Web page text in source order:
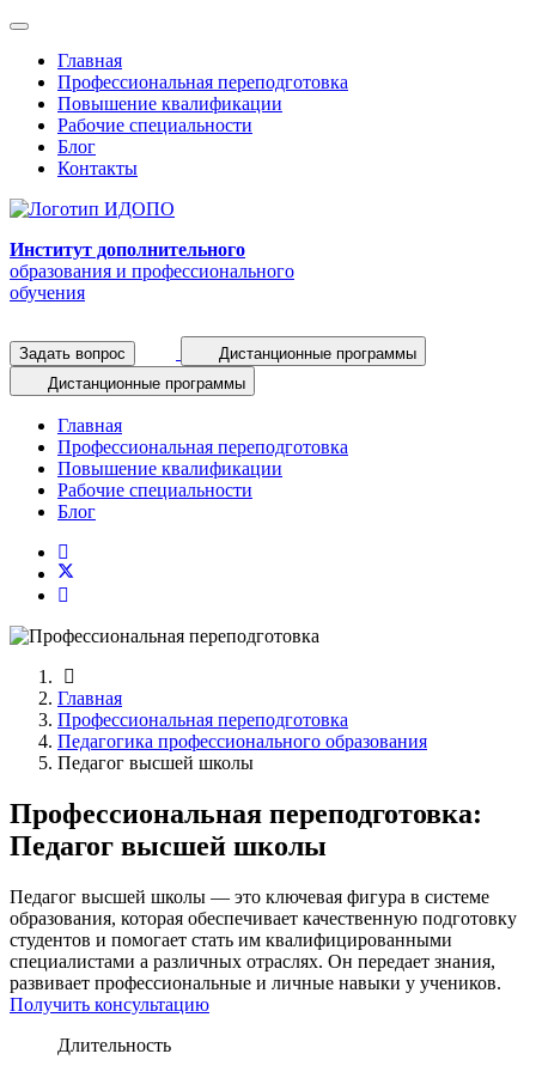
Главная
Профессиональная переподготовка
Повышение квалификации
Рабочие специальности
Блог
Контакты
Институт дополнительного
образования и профессионального
обучения
Задать вопрос
Дистанционные программы
Дистанционные программы
Главная
Профессиональная переподготовка
Повышение квалификации
Рабочие специальности
Блог
Главная
Профессиональная переподготовка
Педагогика профессионального образования
Педагог высшей школы
Профессиональная переподготовка:
Педагог высшей школы
Педагог высшей школы — это ключевая фигура в системе
образования, которая обеспечивает качественную подготовку
студентов и помогает стать им квалифицированными
специалистами а различных отраслях. Он передает знания,
развивает профессиональные и личные навыки у учеников.
Получить консультацию
Длительность